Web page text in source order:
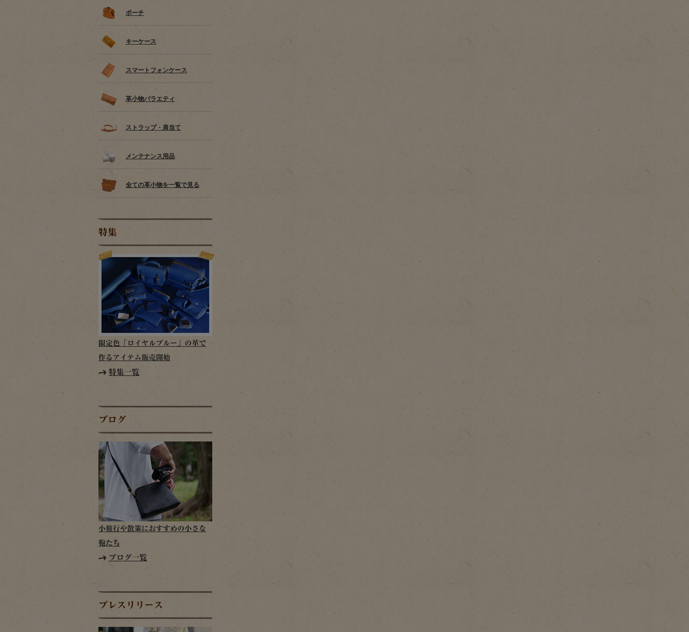
ポーチ
キーケース
スマートフォンケース
革小物バラエティ
ストラップ・肩当て
メンテナンス用品
全ての革小物を一覧で見る
特集
限定色「ロイヤルブルー」の革で
作るアイテム販売開始
特集一覧
ブログ
小旅行や散策におすすめの小さな
鞄たち
ブログ一覧
プレスリリース